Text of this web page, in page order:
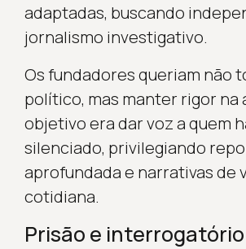
adaptadas, buscando
jornalismo investigativo.
Os fundadores queriam não
político, mas manter rigor na
objetivo era dar voz a quem
silenciado, privilegiando
aprofundada e narrativas de
cotidiana.
Prisão e interrogatório